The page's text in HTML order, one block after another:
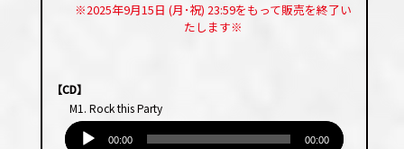
※2025年9月15日 (月･祝) 23:59をもって販売を終了い
たします※
【CD】
M1. Rock this Party
00:00 00:00